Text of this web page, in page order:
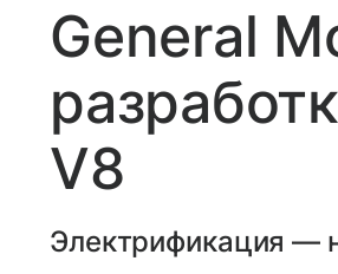
General
V8
Электрификация —